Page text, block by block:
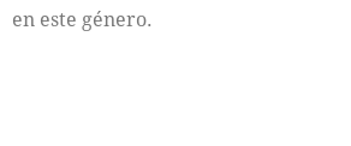
en este género.